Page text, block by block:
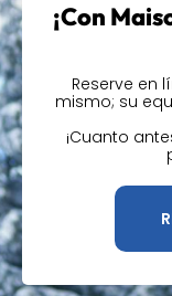
¡Con
Reserve en
mismo; su
¡Cuanto